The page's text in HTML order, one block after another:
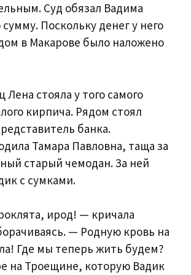
Суд обязал Вадима
Поскольку денег у него
в Макарове было наложено
Лена стояла у того самого
кирпича. Рядом стоял
банка.
Тамара Павловна, таща за
старый чемодан. За ней
с сумками.
ирод! — кричала
— Родную кровь на
Где мы теперь жить будем?
на Троещине, которую Вадик